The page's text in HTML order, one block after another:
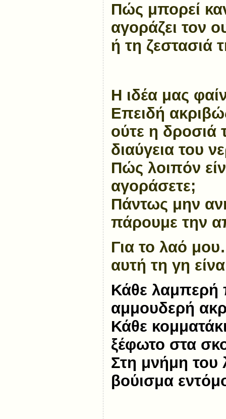
Πώς μπορεί
αγοράζει τον
ή τη ζεστασιά
Η ιδέα μας
Επειδή
ούτε η δροσιά
διαύγεια του
Πώς λοιπόν
αγοράσετε;
Πάντως μην
πάρουμε την
Για το λαό
αυτή τη γη
Κάθε λαμπερή
αμμουδερή
Κάθε
ξέφωτο στα
Στη μνήμη του
βούισμα